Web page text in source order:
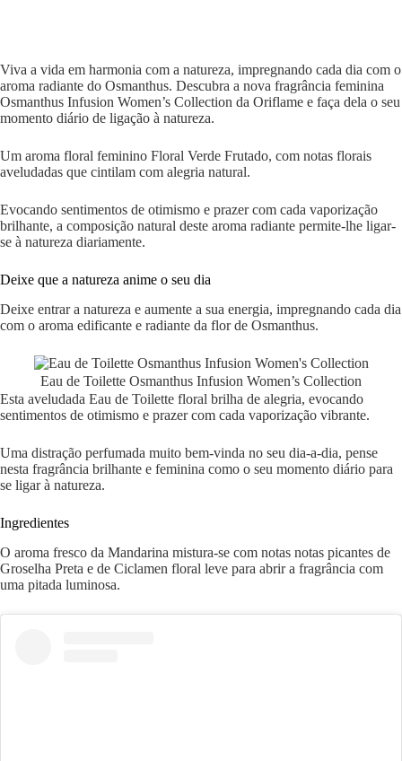
Viva a vida em harmonia com a natureza, impregnando cada dia com o
aroma radiante do Osmanthus. Descubra a nova fragrância feminina
Osmanthus Infusion Women’s Collection da Oriflame e faça dela o seu
momento diário de ligação à natureza.
Um aroma floral feminino Floral Verde Frutado, com notas florais
aveludadas que cintilam com alegria natural.
Evocando sentimentos de otimismo e prazer com cada vaporização
brilhante, a composição natural deste aroma radiante permite-lhe ligar-
se à natureza diariamente.
Deixe que a natureza anime o seu dia
Deixe entrar a natureza e aumente a sua energia, impregnando cada dia
com o aroma edificante e radiante da flor de Osmanthus.
Eau de Toilette Osmanthus Infusion Women’s Collection
Esta aveludada Eau de Toilette floral brilha de alegria, evocando
sentimentos de otimismo e prazer com cada vaporização vibrante.
Uma distração perfumada muito bem-vinda no seu dia-a-dia, pense
nesta fragrância brilhante e feminina como o seu momento diário para
se ligar à natureza.
Ingredientes
O aroma fresco da Mandarina mistura-se com notas notas picantes de
Groselha Preta e de Ciclamen floral leve para abrir a fragrância com
uma pitada luminosa.